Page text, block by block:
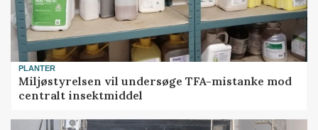
PLANTER
Miljøstyrelsen vil undersøge TFA-mistanke mod
centralt insektmiddel